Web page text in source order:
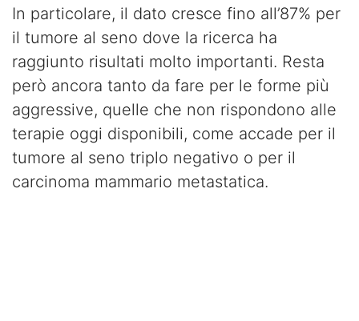
In particolare, il dato cresce fino all’87% per
il tumore al seno dove la ricerca ha
raggiunto risultati molto importanti. Resta
però ancora tanto da fare per le forme più
aggressive, quelle che non rispondono alle
terapie oggi disponibili, come accade per il
tumore al seno triplo negativo o per il
carcinoma mammario metastatica.